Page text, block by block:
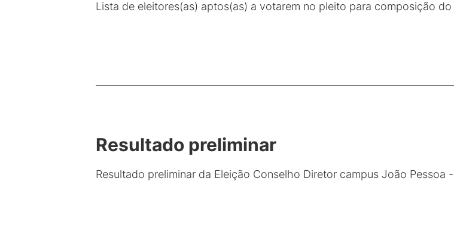
Lista de eleitores(as) aptos(as) a votarem no pleito para composição
Resultado preliminar
Resultado preliminar da Eleição Conselho Diretor campus João Pessoa